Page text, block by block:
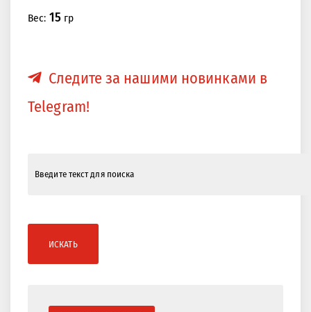
Вес: 15гр
Следите за нашими новинками в
Telegram!
ИСКАТЬ